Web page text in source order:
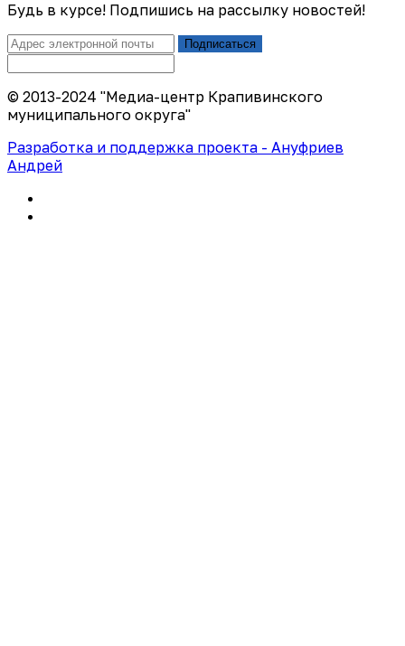
Будь в курсе! Подпишись на рассылку новостей!
Подписаться
© 2013-2024 "Медиа-центр Крапивинского
муниципального округа"
Разработка и поддержка проекта - Ануфриев
Андрей